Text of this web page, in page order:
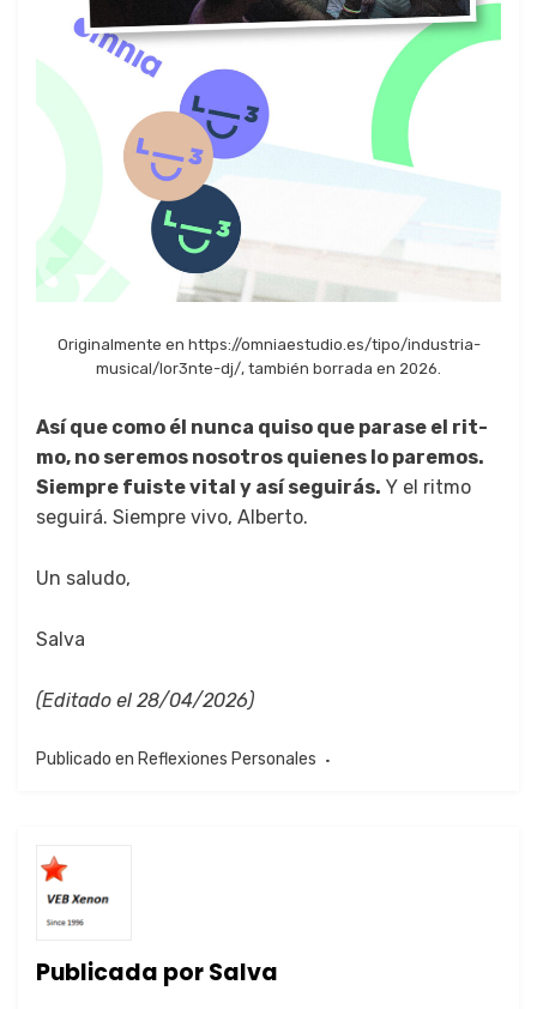
Orig­i­nal­mente en https://omniaestudio.es/tipo/industria-
musical/lor3nte-dj/, tam­bién bor­ra­da en 2026.
Así que como él nun­ca quiso que parase el rit­
mo, no ser­e­mos nosotros quienes lo pare­mos.
Siem­pre fuiste vital y así seguirás. Y el rit­mo
seguirá. Siem­pre vivo, Alber­to.
Un salu­do,
Sal­va
(Edi­ta­do el 28/04/2026)
Publicado en Reflexiones Personales
Publicada porSalva